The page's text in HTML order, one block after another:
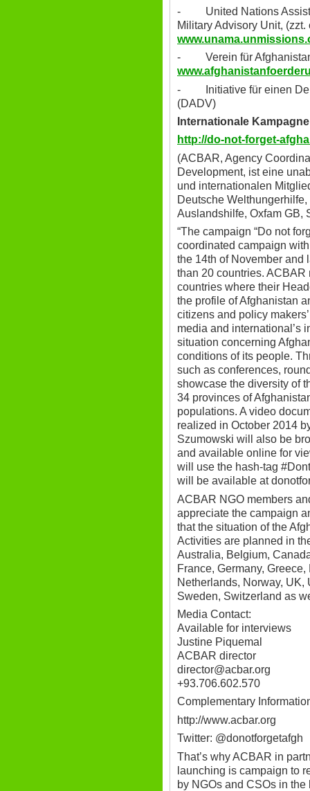
- United Nations
Military Advisory Unit,
- Verein für
- Initiative für einen
(DADV)
Internationale
http://do-not-forget-
(ACBAR, Agency
Development, ist eine
und internationalen
Deutsche
Auslandshilfe, Oxfam GB,
“The campaign “Do not
coordinated campaign
the 14th of November and
than 20 countries.
countries where their
the profile of Afghanistan
citizens and policy
media and international’s
situation concerning
conditions of its people.
such as conferences,
showcase the diversity of
34 provinces of
populations. A video
realized in October 2014
Szumowski will also be
and available online for
will use the hash-tag
will be available at
ACBAR NGO members
appreciate the campaign
that the situation of the
Activities are planned in
Australia, Belgium,
France, Germany,
Netherlands, Norway,
Sweden, Switzerland as
Media Contact:
Available for interviews
Justine Piquemal
ACBAR director
director@acbar.org
+93.706.602.570
Complementary
http://www.acbar.org
Twitter: @donotforgetafgh
That’s why ACBAR in
launching is campaign to
by NGOs and CSOs in